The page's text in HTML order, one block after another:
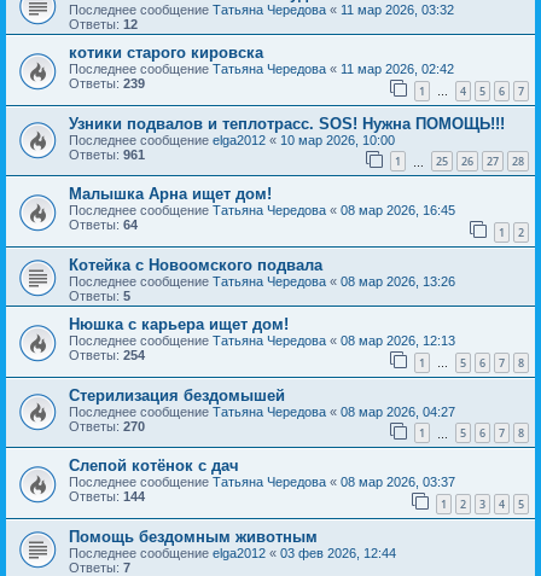
Последнее сообщение Татьяна Чередова « 11 мар 2026, 03:32
Ответы: 12
котики старого кировска
Последнее сообщение Татьяна Чередова « 11 мар 2026, 02:42
Ответы: 239 1 … 4 5 6 7
Узники подвалов и теплотрасс. SOS! Нужна ПОМОЩЬ!!!
Последнее сообщение elga2012 « 10 мар 2026, 10:00
Ответы: 961 1 25 26 27 28
Малышка Арна ищет дом!
Последнее сообщение Татьяна Чередова « 08 мар 2026, 16:45
Ответы: 64 1 2
Котейка с Новоомского подвала
Последнее сообщение Татьяна Чередова « 08 мар 2026, 13:26
Ответы: 5
Нюшка с карьера ищет дом!
Последнее сообщение Татьяна Чередова « 08 мар 2026, 12:13
Ответы: 254 1 … 5 6 7 8
Стерилизация бездомышей
Последнее сообщение Татьяна Чередова « 08 мар 2026, 04:27
Ответы: 270 1 5 6 7 8
Слепой котёнок с дач
Последнее сообщение Татьяна Чередова « 08 мар 2026, 03:37
Ответы: 144 1 2 3 4 5
Помощь бездомным животным
Последнее сообщение elga2012 « 03 фев 2026, 12:44
Ответы: 7